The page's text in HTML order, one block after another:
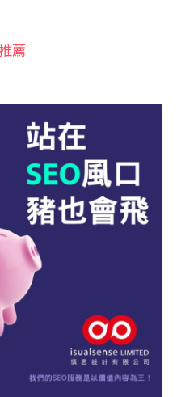
薦